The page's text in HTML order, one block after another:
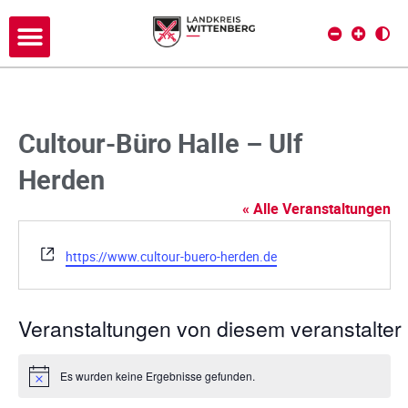
Cultour-Büro Halle – Ulf
Herden
« Alle Veranstaltungen
W
e
b
e
t
https://www.cultour-buero-herden.de
Veranstaltungen von diesem veranstalter
H
Es wurden keine Ergebnisse gefunden.